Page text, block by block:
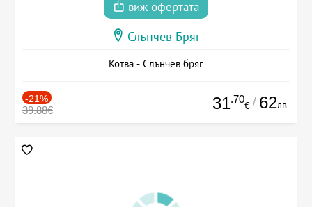
виж офертата
Слънчев Бряг
Котва - Слънчев бряг
-21%
39.88€ 31.70
€ / 62лв.